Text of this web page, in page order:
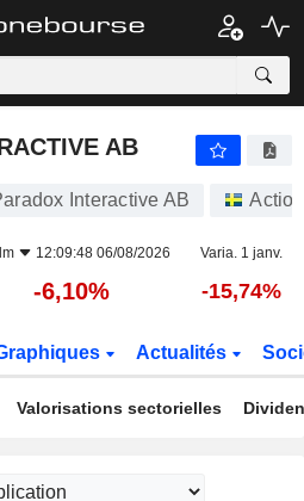
AB
AB
Interactive AB
12:09:48 06/08/2026 Varia. 1 janv.
-6,10% -15,74%
Actualités
Valorisations sectorielles